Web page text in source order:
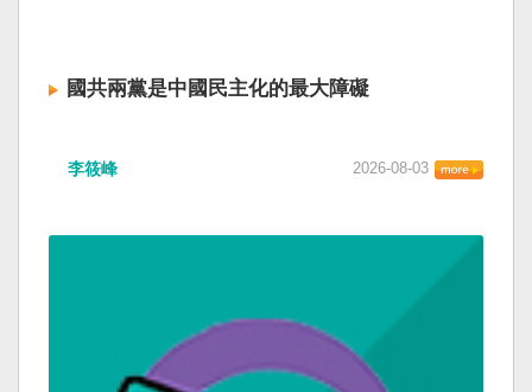
國共兩黨是中國民主化的最大障礙
李筱峰 2026-08-03